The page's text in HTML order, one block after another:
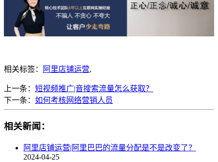
相关标签： 阿里店铺运营,
上一条： 短视频推广|音搜索流量怎么获取？
下一条： 如何考核网络营销人员
相关新闻：
阿里店铺运营|阿里巴巴的流量分配是不是改变了？
2024-04-25